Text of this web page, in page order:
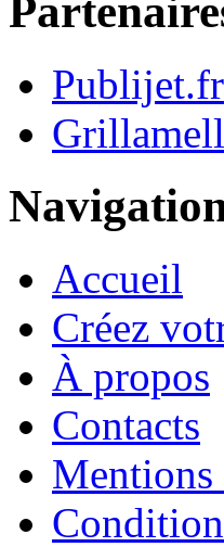
Publijet.fr
Accueil
Créez
À propos
Contacts
Mentions